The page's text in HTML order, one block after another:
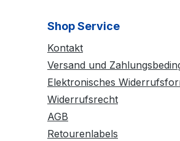
Shop Service
Kontakt
Versand und
Elektronisches
Widerrufsrecht
AGB
Retourenlabels